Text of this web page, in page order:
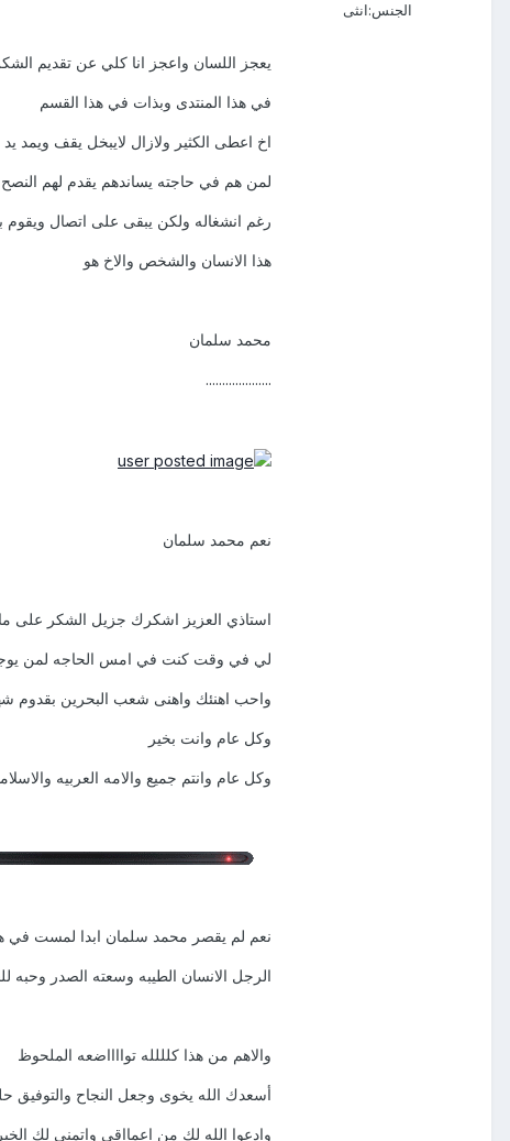
الجنس:انثى
يعجز اللسان واعجز انا كلي عن تقديم
في هذا المنتدى وبذات في هذا القسم
اخ اعطى الكثير ولازال لايبخل يقف ويمد
لمن هم في حاجته يساندهم يقدم لهم
رغم انشغاله ولكن يبقى على اتصال ويقوم
هذا الانسان والشخص والاخ هو
محمد سلمان
....................
نعم محمد سلمان
استاذي العزيز اشكرك جزيل الشكر على
لي في وقت كنت في امس الحاجه لمن
واحب اهنئك واهنى شعب البحرين بقدوم
وكل عام وانت بخير
وكل عام وانتم جميع والامه العربيه
نعم لم يقصر محمد سلمان ابدا لمست في
الرجل الانسان الطيبه وسعته الصدر وحبه
والاهم من هذا كلللله توااااضعه الملحوظ
أسعدك الله يخوى وجعل النجاح والتوفيق
وادعوا الله لك من اعمااقي واتمنى لك